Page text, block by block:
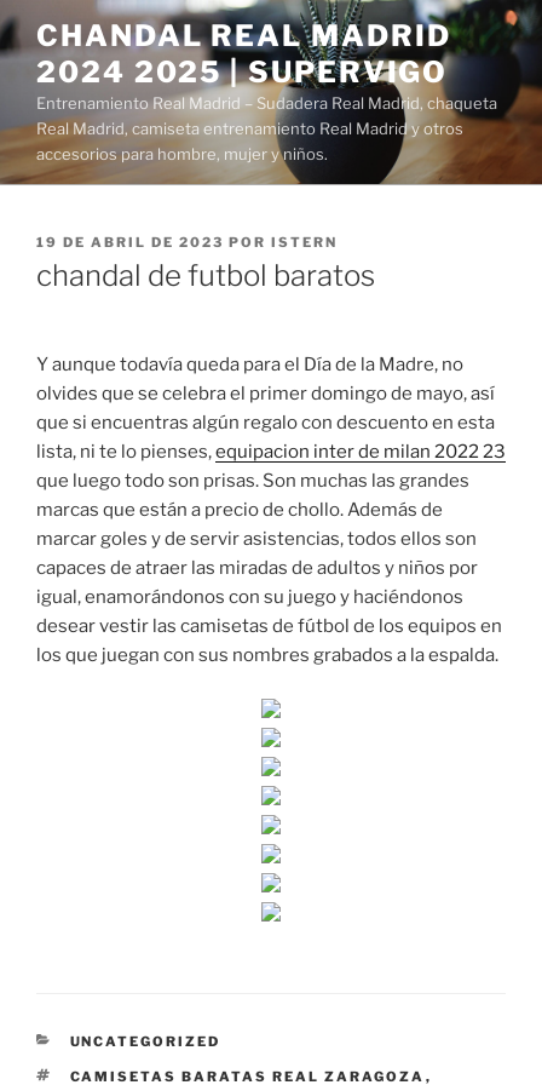
Saltar
al
contenido
CHANDAL REAL MADRID
2024 2025 | SUPERVIGO
Entrenamiento Real Madrid – Sudadera Real Madrid, chaqueta
Real Madrid, camiseta entrenamiento Real Madrid y otros
accesorios para hombre, mujer y niños.
PUBLICADO
EL
19 DE ABRIL DE 2023 POR ISTERN
chandal de futbol baratos
Y aunque todavía queda para el Día de la Madre, no
olvides que se celebra el primer domingo de mayo, así
que si encuentras algún regalo con descuento en esta
lista, ni te lo pienses,equipacion inter de milan 2022 23
que luego todo son prisas. Son muchas las grandes
marcas que están a precio de chollo. Además de
marcar goles y de servir asistencias, todos ellos son
capaces de atraer las miradas de adultos y niños por
igual, enamorándonos con su juego y haciéndonos
desear vestir las camisetas de fútbol de los equipos en
los que juegan con sus nombres grabados a la espalda.
CATEGORÍAS
UNCATEGORIZED
ETIQUETAS
CAMISETAS BARATAS REAL ZARAGOZA ,